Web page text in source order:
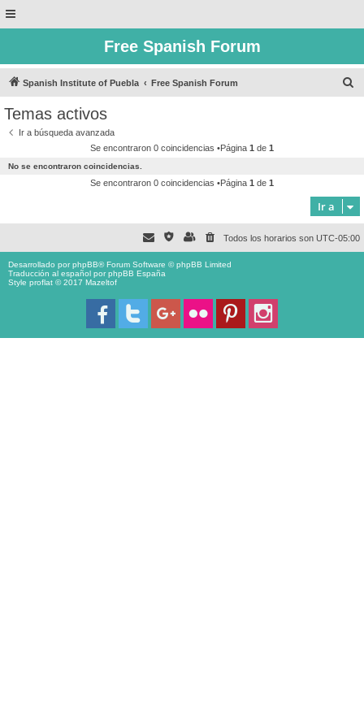
Free Spanish Forum
Spanish Institute of Puebla Free Spanish Forum
Temas activos
Ir a búsqueda avanzada
Se encontraron 0 coincidencias •Página 1 de 1
No se encontraron coincidencias.
Se encontraron 0 coincidencias •Página 1 de 1
Ir a
Todos los horarios son UTC-05:00
Desarrollado porphpBB® Forum Software © phpBB Limited
Traducción al español porphpBB España
Style proflat © 2017 Mazeltof